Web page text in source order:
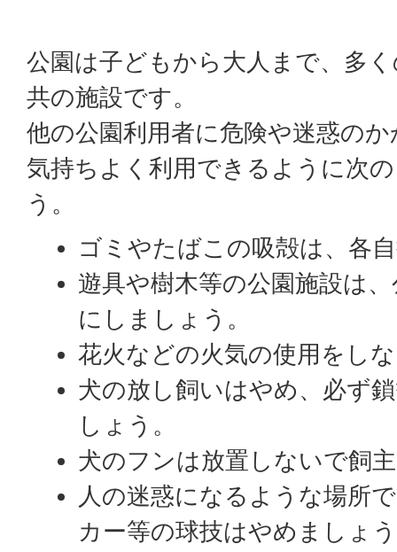
公園は子どもから大人まで、多
共の施設です。
他の公園利用者に危険や迷惑の
気持ちよく利用できるように次
う。
ゴミやたばこの吸殻は、各
遊具や樹木等の公園施設は
にしましょう。
花火などの火気の使用をし
犬の放し飼いはやめ、必ず
しょう。
犬のフンは放置しないで飼
人の迷惑になるような場所
カー等の球技はやめましょ